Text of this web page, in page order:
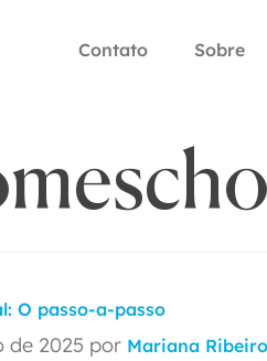
Contato Sobre
O passo-a-passo
de 2025 por Mariana Ribeiro